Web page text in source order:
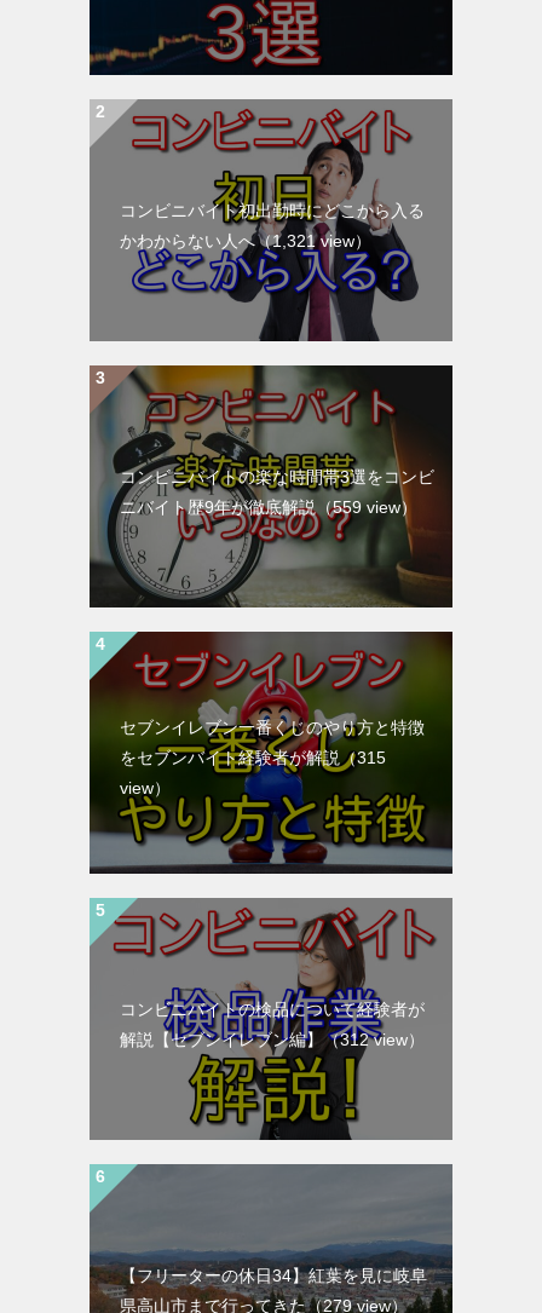
コンビニバイト初出勤時にどこから入る
かわからない人へ（1,321 view）
コンビニバイトの楽な時間帯3選をコンビ
ニバイト歴9年が徹底解説（559 view）
セブンイレブン一番くじのやり方と特徴
をセブンバイト経験者が解説（315
view）
コンビニバイトの検品について経験者が
解説【セブンイレブン編】
（312 view）
【フリーターの休日34】紅葉を見に岐阜
県高山市まで行ってきた（279 view）